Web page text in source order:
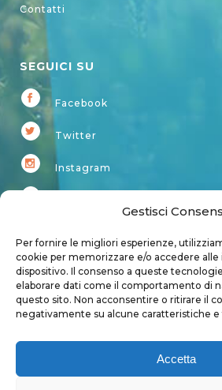
Gestisci
Per fornire le migliori esperienze,
cookie per memorizzare e/o accedere alle
dispositivo. Il consenso a queste
elaborare dati come il comportamento di
questo sito. Non acconsentire o ritirare il
negativamente su alcune caratteristiche e
Accetta
Contatti
SEGUICI SU
Facebook
Twitter
Instagram
Account
Login